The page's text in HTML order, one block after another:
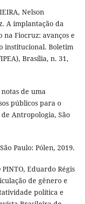
Nelson
A implantação da
Fiocruz: avanços e
institucional. Boletim
Brasília, n. 31,
de uma
públicos para o
Antropologia, São
Paulo: Pólen, 2019.
Eduardo Régis
de gênero e
política e